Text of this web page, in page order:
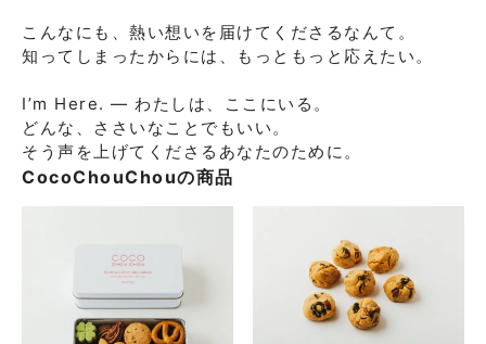
こんなにも、熱い想いを届けてくださるなんて。
知ってしまったからには、もっともっと応えたい。
I’m Here. ― わたしは、ここにいる。
どんな、ささいなことでもいい。
そう声を上げてくださるあなたのために。
CocoChouChouの商品